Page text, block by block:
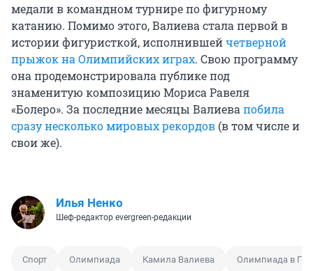
медали в командном турнире по фигурному
катанию. Помимо этого, Валиева стала первой в
истории фигуристкой, исполнившейчетверной
прыжок на Олимпийских играх. Свою программу
она продемонстрировала публике под
знаменитую композицию Мориса Равеля
«Болеро». За последние месяцы Валиева побила
сразу несколько мировых рекордов (в том числе и
свои же).
Илья Ненко
Шеф-редактор evergreen-редакции
Спорт Олимпиада Камила Валиева Олимпиада в